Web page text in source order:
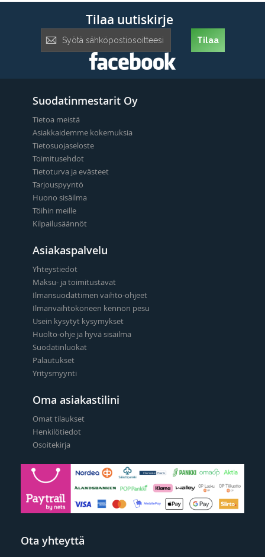
Tilaa uutiskirje
uutiskirje:
Tilaa
Suodatinmestarit Oy
Tietoa meistä
Asiakkaidemme kokemuksia
Tietosuojaseloste
Toimitusehdot
Tietoturva ja evästeet
Tarjouspyyntö
Huono sisäilma
Töihin meille
Kilpailusäännöt
Asiakaspalvelu
Yhteystiedot
Maksu- ja toimitustavat
Ilmansuodattimen vaihto-ohjeet
Ilmanvaihtokoneen kennon pesu
Usein kysytyt kysymykset
Huolto-ohje ja hyvä sisäilma
Suodatinluokat
Palautukset
Yritysmyynti
Oma asiakastilini
Omat tilaukset
Henkilötiedot
Osoitekirja
Ota yhteyttä